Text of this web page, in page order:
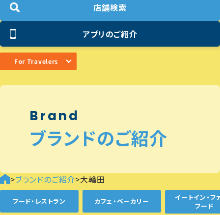
店舗検索
アプリのご紹介
For Travelers
Brand
ブランドのご紹介
>ブランドのご紹介>大輪田
フード・レストラン カフェ・ベーカリー
イートイン・フ
フード